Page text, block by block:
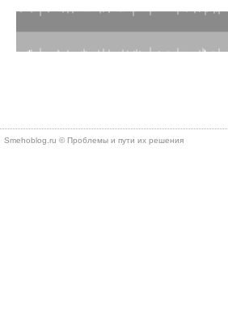
Smehoblog.ru © Проблемы и пути их решения